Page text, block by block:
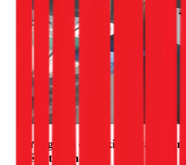
Hướng dẫn cách kiểm tra sò
chết" tại nhà